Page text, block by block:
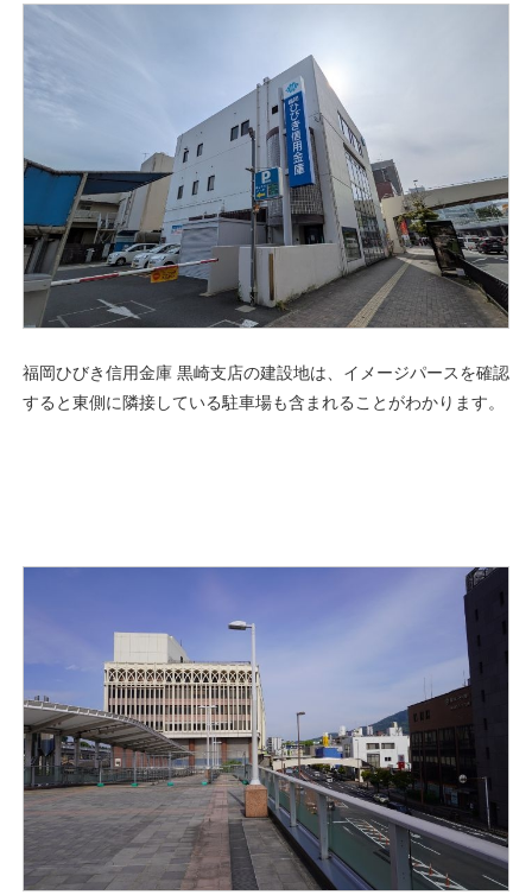
福岡ひびき信用金庫 黒崎支店の建設地は、イメージパースを確認
すると東側に隣接している駐車場も含まれることがわかります。